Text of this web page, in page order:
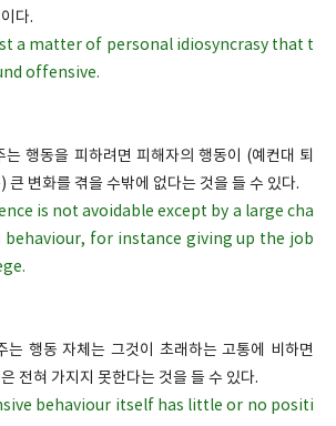
다.
a matter of personal idiosyncrasy that t
offensive.
행동을 피하려면 피해자의 행동이 (예컨대 퇴
큰 변화를 겪을 수밖에 없다는 것을 들 수 있다.
is not avoidable except by a large cha
behaviour, for instance giving up the job
는 행동 자체는 그것이 초래하는 고통에 비하면
전혀 가지지 못한다는 것을 들 수 있다.
behaviour itself has little or no positi